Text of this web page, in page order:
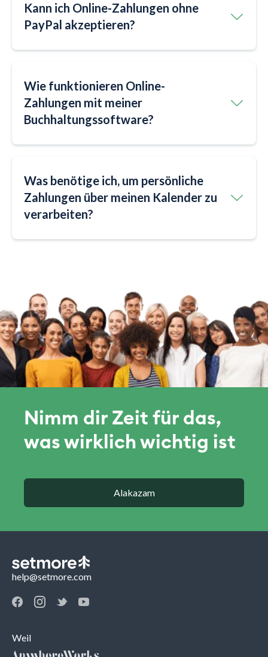
Kann ich Online-Zahlungen ohne
PayPal akzeptieren?
Wie funktionieren Online-
Zahlungen mit meiner
Buchhaltungssoftware?
Was benötige ich, um persönliche
Zahlungen über meinen Kalender zu
verarbeiten?
Nimm dir Zeit für das,
was wirklich wichtig ist
Alakazam
help@setmore.com
Weil